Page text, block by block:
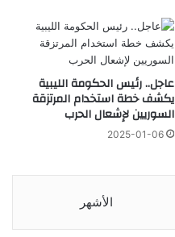
عاجل.. رئيس الحكومة الليبية
يكشف خطة استخدام المرتزقة
السوريين لإشعال الحرب
2025-01-06
الأشهر